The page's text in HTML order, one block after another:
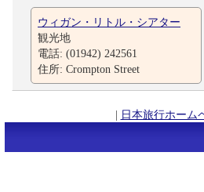
ウィガン・リトル・シアター
観光地
電話: (01942) 242561
住所: Crompton Street
| 日本旅行ホーム